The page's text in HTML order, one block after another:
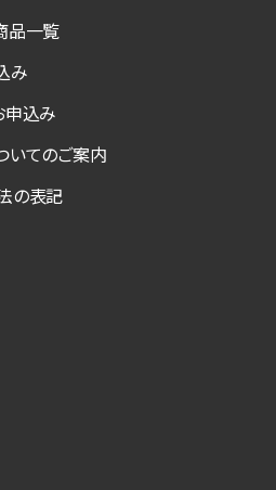
品一覧
み
申込み
いてのご案内
の表記